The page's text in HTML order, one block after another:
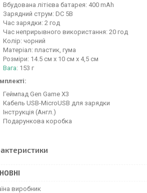
Вбудована літієва батарея: 400 mAh
Зарядний струм: DC 5В
Час зарядки: 2 год
Час неприрывного використання: 20 год
Колір: чорний
Матеріал: пластик, гума
Розміри: 14.5 см x 10 см x 4,5 см
Вага: 153 г
Геймпад Gen Game X3
Кабель USB-MicroUSB для зарядки
Інструкція (Англ.)
Подарункова коробка
виробник